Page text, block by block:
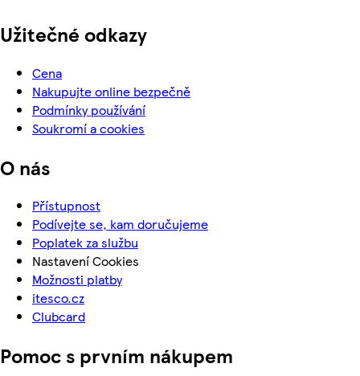
Užitečné odkazy
Cena
Nakupujte online bezpečně
Podmínky používání
Soukromí a cookies
O nás
Přístupnost
Podívejte se, kam doručujeme
Poplatek za službu
Nastavení Cookies
Možnosti platby
itesco.cz
Clubcard
Pomoc s prvním nákupem